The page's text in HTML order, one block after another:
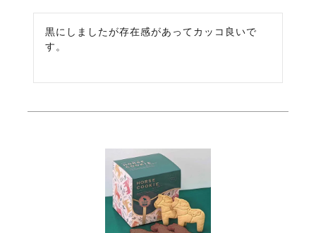
黒にしましたが存在感があってカッコ良いで
す。